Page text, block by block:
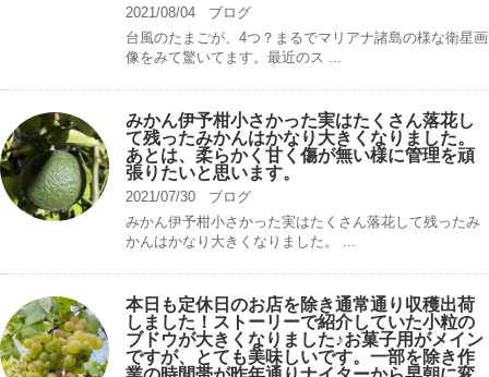
2021/08/04
ブログ
台風のたまごが、4つ？まるでマリアナ諸島の様な衛星画
像をみて驚いてます。最近のス ...
みかん伊予柑小さかった実はたくさん落花し
て残ったみかんはかなり大きくなりました。
あとは、柔らかく甘く傷が無い様に管理を頑
張りたいと思います。
2021/07/30
ブログ
みかん伊予柑小さかった実はたくさん落花して残ったみ
かんはかなり大きくなりました。 ...
本日も定休日のお店を除き通常通り収穫出荷
しました！ストーリーで紹介していた小粒の
ブドウが大きくなりました♪お菓子用がメイン
ですが、とても美味しいです。一部を除き作